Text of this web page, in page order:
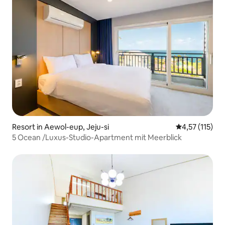
Resort in Aewol-eup, Jeju-si
4,57 (115)
5 Ocean /Luxus-Studio-Apartment mit Meerblick